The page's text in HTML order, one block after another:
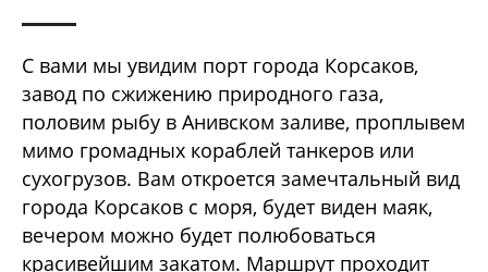
С вами мы увидим порт города Корсаков,
завод по сжижению природного газа,
половим рыбу в Анивском заливе, проплывем
мимо громадных кораблей танкеров или
сухогрузов. Вам откроется замечтальный вид
города Корсаков с моря, будет виден маяк,
вечером можно будет полюбоваться
красивейшим закатом. Маршрут проходит